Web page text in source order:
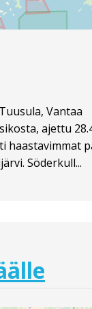
Vantaa
ajettu
haastavimmat
Söderkull...